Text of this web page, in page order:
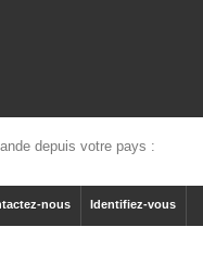
depuis votre pays :
Identifiez-vous
nous